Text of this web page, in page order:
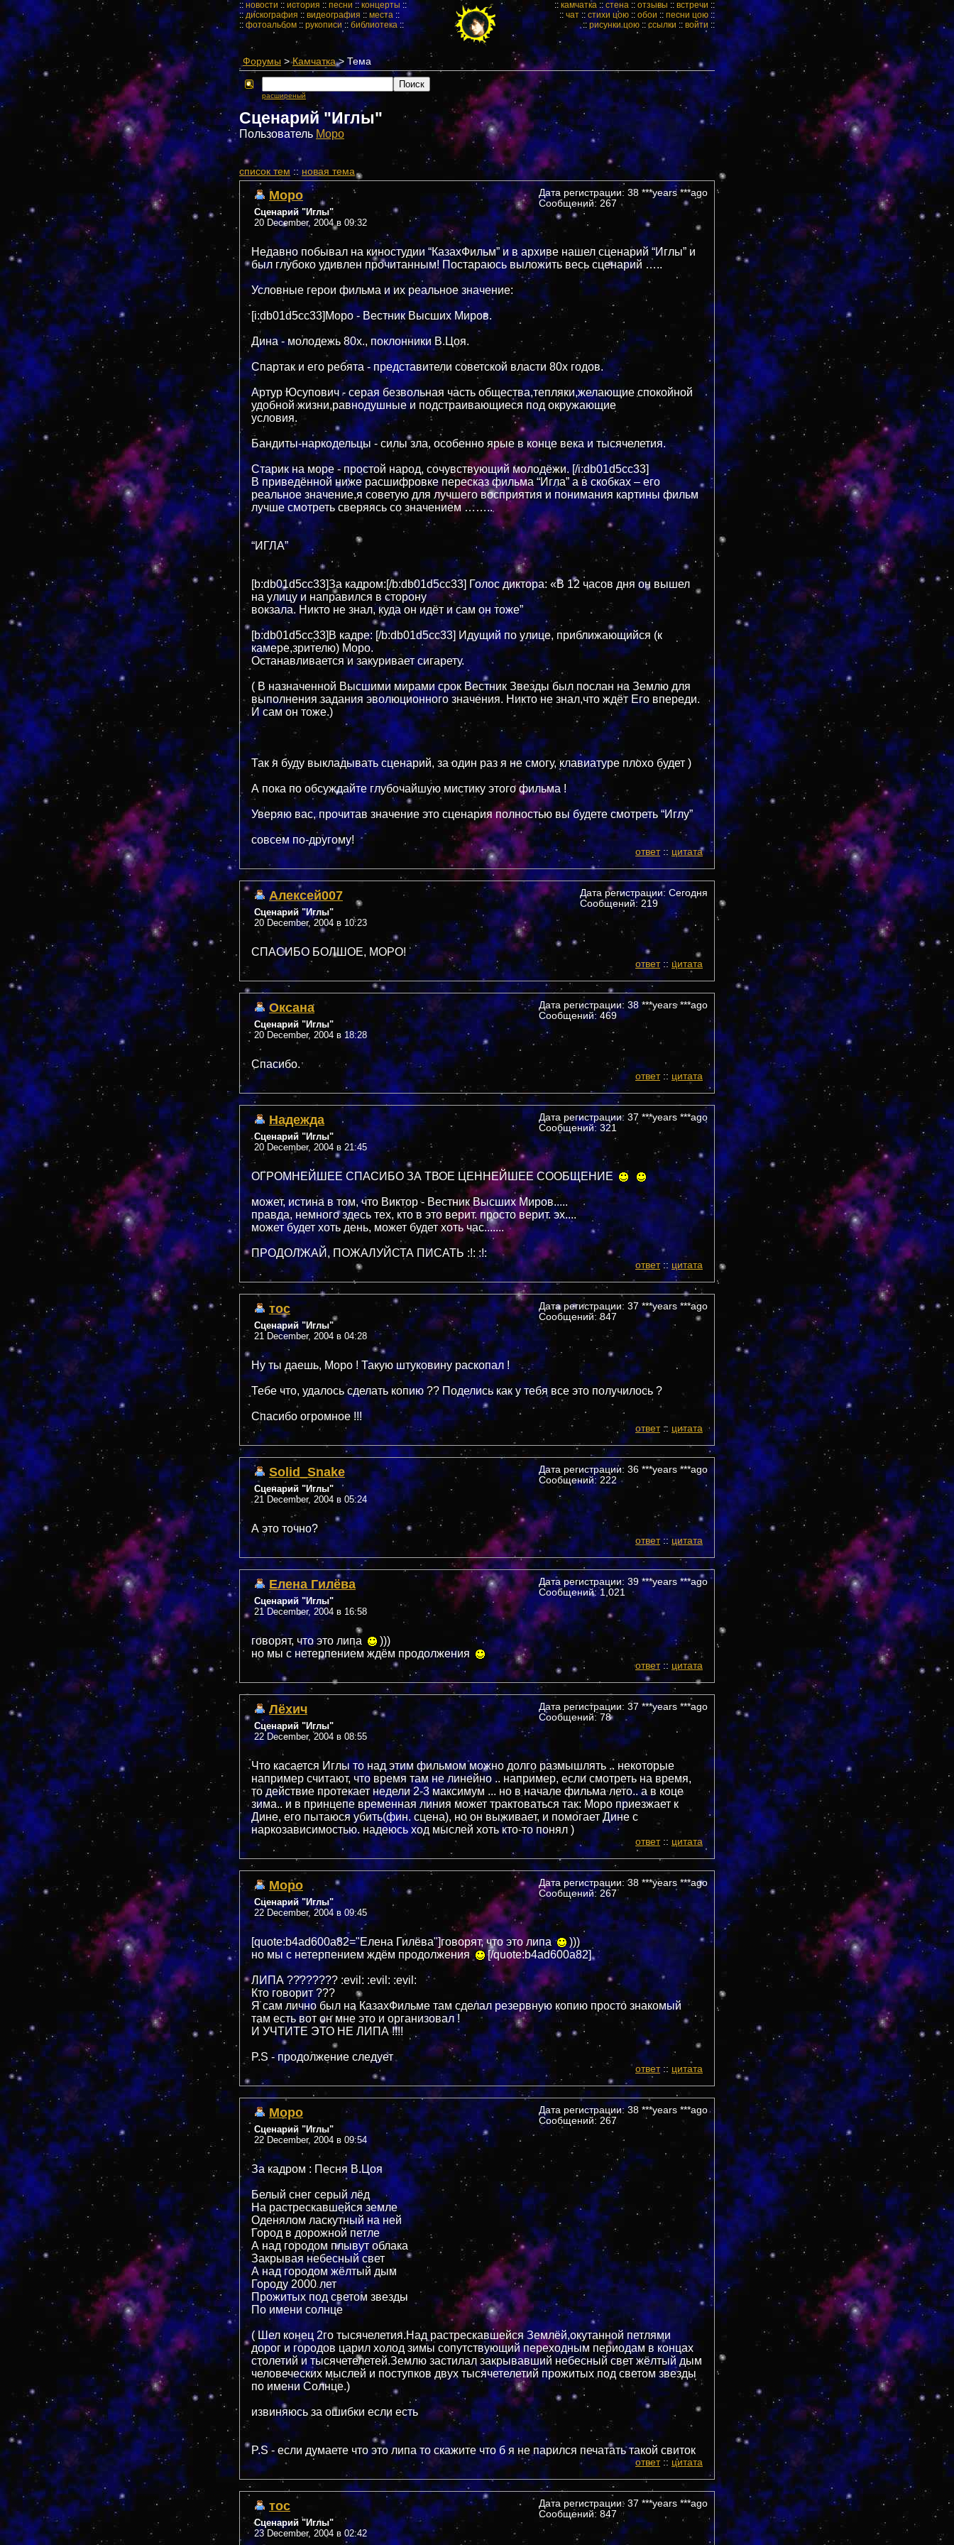
:: новости :: история :: песни::концерты ::
::дискография :: видеография :: места ::
:: фотоальбом :: рукописи :: библиотека::
:: камчатка ::стена :: отзывы :: встречи ::
:: чат :: стихи цою :: обои :: песни цою::
::рисунки цою :: ссылки :: войти ::
Форумы >Камчатка> Тема
расширеный
Сценарий "Иглы"
Пользователь Mopo
cписок тем :: новая тема
Mopo
Сценарий "Иглы"
20 December, 2004 в 09:32
Дата регистрации: 38 ***years ***ago
Сообщений: 267
Недавно побывал на киностудии “КазахФильм” и в архиве нашел сценарий “Иглы” и
был глубоко удивлен прочитанным! Постараюсь выложить весь сценарий …..
Условные герои фильма и их реальное значение:
[i:db01d5cc33]Моро - Вестник Высших Миров.
Дина - молодежь 80х., поклонники В.Цоя.
Спартак и его ребята - представители советской власти 80х годов.
Артур Юсупович - серая безвольная часть общества,тепляки,желающие спокойной
удобной жизни,равнодушные и подстраивающиеся под окружающие
условия.
Бандиты-наркодельцы - силы зла, особенно ярые в конце века и тысячелетия.
Старик на море - простой народ, сочувствующий молодёжи. [/i:db01d5cc33]
В приведённой ниже расшифровке пересказ фильма “Игла” а в скобках – его
реальное значение,я советую для лучшего восприятия и понимания картины фильм
лучше смотреть сверяясь со значением ……..
“ИГЛА”
[b:db01d5cc33]За кадром:[/b:db01d5cc33] Голос диктора: «В 12 часов дня он вышел
на улицу и направился в сторону
вокзала. Никто не знал, куда он идёт и сам он тоже”
[b:db01d5cc33]В кадре: [/b:db01d5cc33] Идущий по улице, приближающийся (к
камере,зрителю) Моро.
Останавливается и закуривает сигарету.
( В назначенной Высшими мирами срок Вестник Звезды был послан на Землю для
выполнения задания эволюционного значения. Никто не знал,что ждёт Его впереди.
И сам он тоже.)
Так я буду выкладывать сценарий, за один раз я не смогу, клавиатуре плохо будет )
А пока по обсуждайте глубочайшую мистику этого фильма !
Уверяю вас, прочитав значение это сценария полностью вы будете смотреть “Иглу”
совсем по-другому!
ответ:: цитата
Алексей007
Сценарий "Иглы"
20 December, 2004 в 10:23
Дата регистрации: Сегодня
Сообщений: 219
СПАСИБО БОЛШОЕ, МОРО!
ответ:: цитата
Оксана
Сценарий "Иглы"
20 December, 2004 в 18:28
Дата регистрации: 38 ***years ***ago
Сообщений: 469
Спасибо.
ответ:: цитата
Надежда
Сценарий "Иглы"
20 December, 2004 в 21:45
Дата регистрации: 37 ***years ***ago
Сообщений: 321
ОГРОМНЕЙШЕЕ СПАСИБО ЗА ТВОЕ ЦЕННЕЙШЕЕ СООБЩЕНИЕ
может, истина в том, что Виктор - Вестник Высших Миров.....
правда, немного здесь тех, кто в это верит. просто верит. эх....
может будет хоть день, может будет хоть час.......
ПРОДОЛЖАЙ, ПОЖАЛУЙСТА ПИСАТЬ :!: :!:
ответ:: цитата
тос
Сценарий "Иглы"
21 December, 2004 в 04:28
Дата регистрации: 37 ***years ***ago
Сообщений: 847
Ну ты даешь, Моро ! Такую штуковину раскопал !
Тебе что, удалось сделать копию ?? Поделись как у тебя все это получилось ?
Спасибо огромное !!!
ответ:: цитата
Solid_Snake
Сценарий "Иглы"
21 December, 2004 в 05:24
Дата регистрации: 36 ***years ***ago
Сообщений: 222
А это точно?
ответ:: цитата
Елена Гилёва
Сценарий "Иглы"
21 December, 2004 в 16:58
Дата регистрации: 39 ***years ***ago
Сообщений: 1,021
говорят, что это липа
)))
но мы с нетерпением ждём продолжения
ответ:: цитата
Лёхич
Сценарий "Иглы"
22 December, 2004 в 08:55
Дата регистрации: 37 ***years ***ago
Сообщений: 78
Что касается Иглы то над этим фильмом можно долго размышлять .. некоторые
например считают, что время там не линейно .. например, если смотреть на время,
то действие протекает недели 2-3 максимум ... но в начале фильма лето.. а в коце
зима.. и в принцепе временная линия может трактоваться так: Моро приезжает к
Дине, его пытаюся убить(фин. сцена), но он выживает, и помогает Дине с
наркозависимостью. надеюсь ход мыслей хоть кто-то понял )
ответ:: цитата
Mopo
Сценарий "Иглы"
22 December, 2004 в 09:45
Дата регистрации: 38 ***years ***ago
Сообщений: 267
[quote:b4ad600a82="Елена Гилёва"]говорят, что это липа
)))
но мы с нетерпением ждём продолжения
[/quote:b4ad600a82]
ЛИПА ???????? :evil: :evil: :evil:
Кто говорит ???
Я сам лично был на КазахФильме там сделал резервную копию просто знакомый
там есть вот он мне это и организовал !
И УЧТИТЕ ЭТО НЕ ЛИПА !!!!
P.S - продолжение следует
ответ:: цитата
Mopo
Сценарий "Иглы"
22 December, 2004 в 09:54
Дата регистрации: 38 ***years ***ago
Сообщений: 267
За кадром : Песня В.Цоя
Белый снег серый лёд
На растрескавшейся земле
Оденялом ласкутный на ней
Город в дорожной петле
А над городом плывут облака
Закрывая небесный свет
А над городом жёлтый дым
Городу 2000 лет
Прожитых под светом звезды
По имени солнце
( Шел конец 2го тысячелетия.Над растрескавшейся Землёй,окутанной петлями
дорог и городов царил холод зимы сопутствующий переходным периодам в концах
столетий и тысячетелетей.Землю застилал закрывавший небесный свет жёлтый дым
человеческих мыслей и поступков двух тысячетелетий прожитых под светом звезды
по имени Солнце.)
извиняюсь за ошибки если есть
P.S - если думаете что это липа то скажите что б я не парился печатать такой свиток
ответ:: цитата
тос
Сценарий "Иглы"
23 December, 2004 в 02:42
Дата регистрации: 37 ***years ***ago
Сообщений: 847